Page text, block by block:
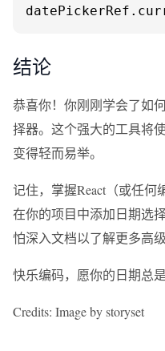
datePickerRef.
结论
恭喜你！你刚刚学会了如
择器。这个强大的工具将
变得轻而易举。
记住，掌握React（或任
在你的项目中添加日期选
怕深入文档以了解更多高级
快乐编码，愿你的日期总
Credits: Image by storyset